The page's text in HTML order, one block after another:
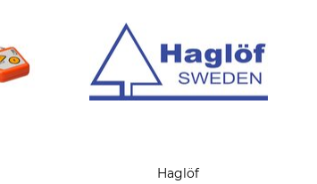
Haglöf